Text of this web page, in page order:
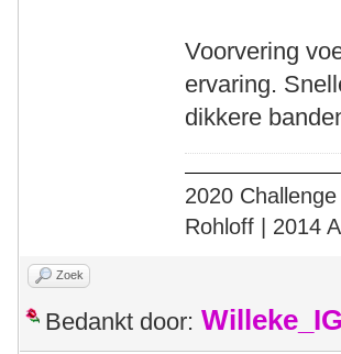
Voorvering
ervaring.
dikkere
2020
Rohloff | 2014
Zoek
Bedankt door: